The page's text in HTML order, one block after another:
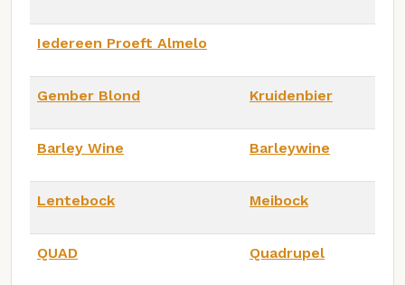
Iedereen Proeft Almelo
Gember Blond Kruidenbier
Barley Wine Barleywine
Lentebock Meibock
QUAD Quadrupel